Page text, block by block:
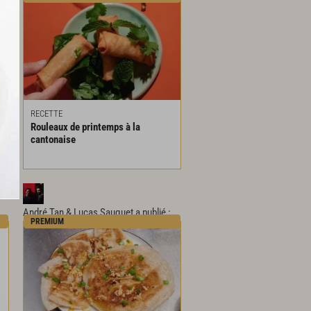
RECETTE
Rouleauxdeprintempsà la
cantonaise
André Tan & Lucas Sauqueta publié :
PREMIUM